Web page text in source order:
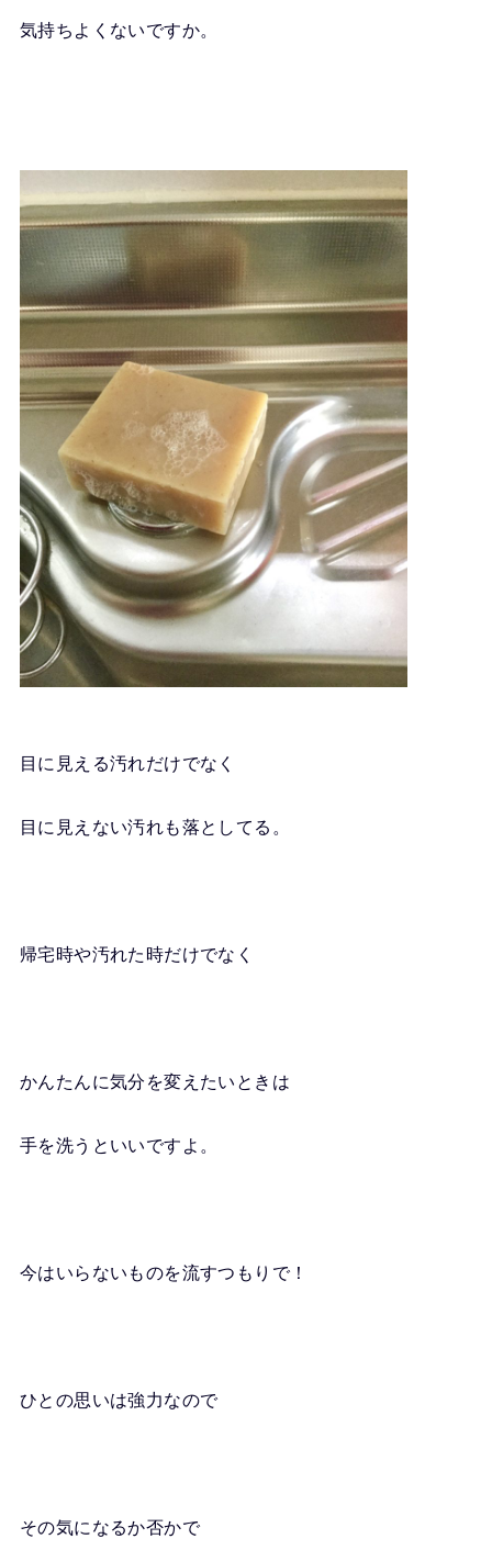
気持ちよくないですか。
目に見える汚れだけでなく
目に見えない汚れも落としてる。
帰宅時や汚れた時だけでなく
かんたんに気分を変えたいときは
手を洗うといいですよ。
今はいらないものを流すつもりで！
ひとの思いは強力なので
その気になるか否かで